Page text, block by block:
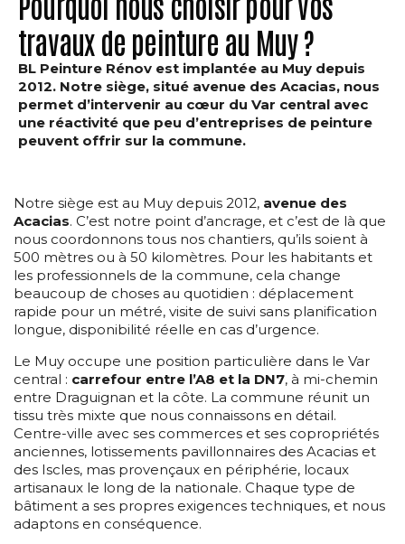
travaux de peinture au Muy ?
BL Peinture Rénov est implantée au Muy depuis
2012. Notre siège, situé avenue des Acacias, nous
permet d’intervenir au cœur du Var central avec
une réactivité que peu d’entreprises de peinture
peuvent offrir sur la commune.
Notre siège est au Muy depuis 2012, avenue des
Acacias. C’est notre point d’ancrage, et c’est de là que
nous coordonnons tous nos chantiers, qu’ils soient à
500 mètres ou à 50 kilomètres. Pour les habitants et
les professionnels de la commune, cela change
beaucoup de choses au quotidien : déplacement
rapide pour un métré, visite de suivi sans planification
longue, disponibilité réelle en cas d’urgence.
Le Muy occupe une position particulière dans le Var
central : carrefour entre l’A8 et la DN7, à mi-chemin
entre Draguignan et la côte. La commune réunit un
tissu très mixte que nous connaissons en détail.
Centre-ville avec ses commerces et ses copropriétés
anciennes, lotissements pavillonnaires des Acacias et
des Iscles, mas provençaux en périphérie, locaux
artisanaux le long de la nationale. Chaque type de
bâtiment a ses propres exigences techniques, et nous
adaptons en conséquence.